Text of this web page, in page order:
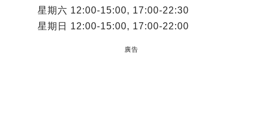
星期六 12:00-15:00, 17:00-22:30
星期日 12:00-15:00, 17:00-22:00
廣告